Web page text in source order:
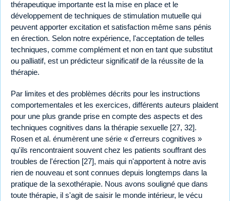
thérapeutique importante est la mise en place et le
développement de techniques de stimulation mutuelle qui
peuvent apporter excitation et satisfaction même sans pénis
en érection. Selon notre expérience, l'acceptation de telles
techniques, comme complément et non en tant que substitut
ou palliatif, est un prédicteur significatif de la réussite de la
thérapie.
Par limites et des problèmes décrits pour les instructions
comportementales et les exercices, différents auteurs plaident
pour une plus grande prise en compte des aspects et des
techniques cognitives dans la thérapie sexuelle [27, 32].
Rosen et al. énumèrent une série « d'erreurs cognitives »
qu'ils rencontraient souvent chez les patients souffrant des
troubles de l'érection [27], mais qui n'apportent à notre avis
rien de nouveau et sont connues depuis longtemps dans la
pratique de la sexothérapie. Nous avons souligné que dans
toute thérapie, il s'agit de saisir le monde intérieur, le vécu